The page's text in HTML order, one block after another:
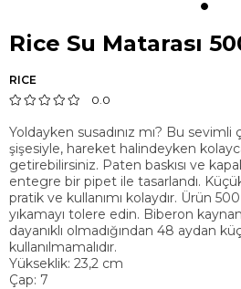
Rice Su Matarası
RICE
0.0
Yoldayken susadınız mı? Bu
şişesiyle, hareket halindeyken
getirebilirsiniz. Paten baskısı ve
entegre bir pipet ile tasarlandı.
pratik ve kullanımı kolaydır. Ürün
yıkamayı tolere edin. Biberon
dayanıklı olmadığından 48 aydan
kullanılmamalıdır.
Yükseklik: 23,2 cm
Çap: 7